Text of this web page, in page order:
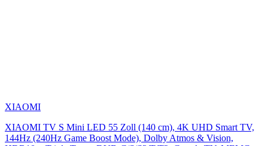
XIAOMI
XIAOMI TV S Mini LED 55 Zoll (140 cm), 4K UHD Smart TV,
144Hz (240Hz Game Boost Mode), Dolby Atmos & Vision,